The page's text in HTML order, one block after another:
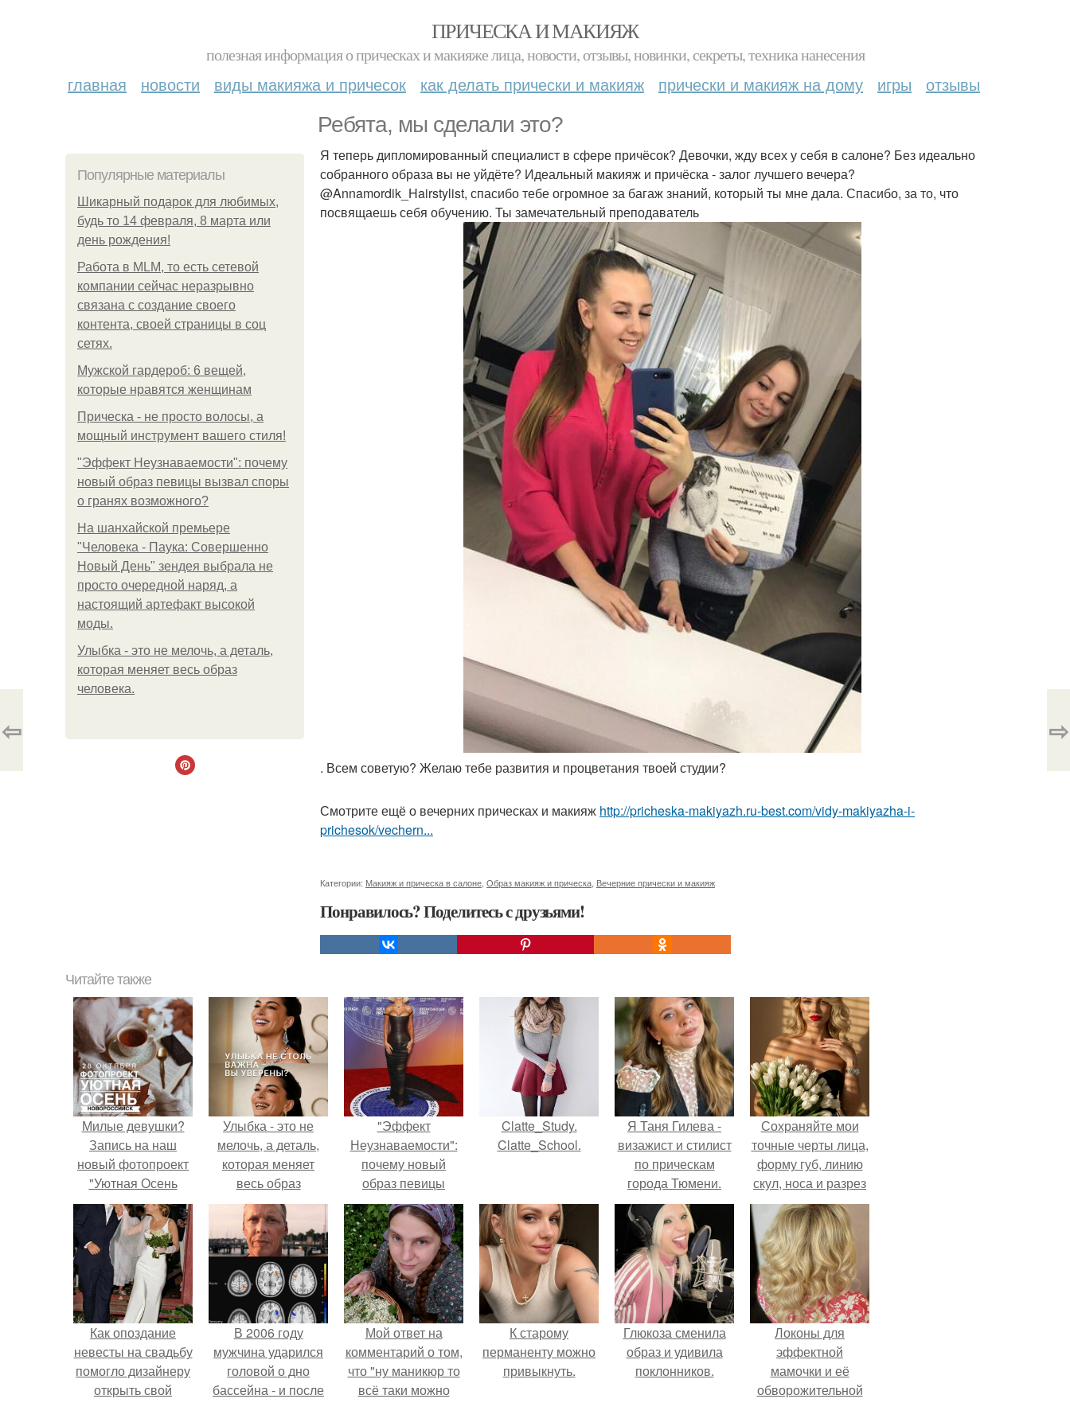
ПРИЧЕСКА И МАКИЯЖ
полезная информация о прическах и макияже лица, новости, отзывы, новинки, секреты, техника нанесения
главная новости виды макияжа и причесок как делать прически и макияж прически и макияж на дому игры отзывы
Ребята, мы сделали это?
Популярные материалы
Шикарный подарок для любимых,
будь то 14 февраля, 8 марта или
день рождения!
Работа в MLM, то есть сетевой
компании сейчас неразрывно
связана с создание своего
контента, своей страницы в соц
сетях.
Мужской гардероб: 6 вещей,
которые нравятся женщинам
Прическа - не просто волосы, а
мощный инструмент вашего стиля!
"Эффект Неузнаваемости": почему
новый образ певицы вызвал споры
о гранях возможного?
На шанхайской премьере
"Человека - Паука: Совершенно
Новый День" зендея выбрала не
просто очередной наряд, а
настоящий артефакт высокой
моды.
Улыбка - это не мелочь, а деталь,
которая меняет весь образ
человека.
Я теперь дипломированный специалист в сфере причёсок? Девочки, жду всех у себя в салоне? Без идеально
собранного образа вы не уйдёте? Идеальный макияж и причёска - залог лучшего вечера?
@Annamordik_Hairstylist, спасибо тебе огромное за багаж знаний, который ты мне дала. Спасибо, за то, что
посвящаешь себя обучению. Ты замечательный преподаватель
. Всем советую? Желаю тебе развития и процветания твоей студии?
Смотрите ещё о вечерних прическах и макияж http://pricheska-makiyazh.ru-best.com/vidy-makiyazha-i-
prichesok/vechern...
Категории: Макияж и прическа в салоне Образ макияж и прическа Вечерние прически и макияж
Понравилось? Поделитесь с друзьями!
⇦ ⇨
Читайте также
Милые девушки?
Запись на наш
новый фотопроект
"Уютная Осень
продолжается"?
Улыбка - это не
мелочь, а деталь,
которая меняет
весь образ
человека.
"Эффект
Неузнаваемости":
почему новый
образ певицы
вызвал споры о
гранях
возможного?
Clatte_Study.
Clatte_School.
Я Таня Гилева -
визажист и стилист
по прическам
города Тюмени.
Сохраняйте мои
точные черты лица,
форму губ, линию
скул, носа и разрез
глаз.
Как опоздание
невесты на свадьбу
помогло дизайнеру
открыть свой
В 2006 году
мужчина ударился
головой о дно
бассейна - и после
Мой ответ на
комментарий о том,
что "ну маникюр то
всё таки можно
К старому
перманенту можно
привыкнуть.
Глюкоза сменила
образ и удивила
поклонников.
Локоны для
эффектной
мамочки и её
обворожительной